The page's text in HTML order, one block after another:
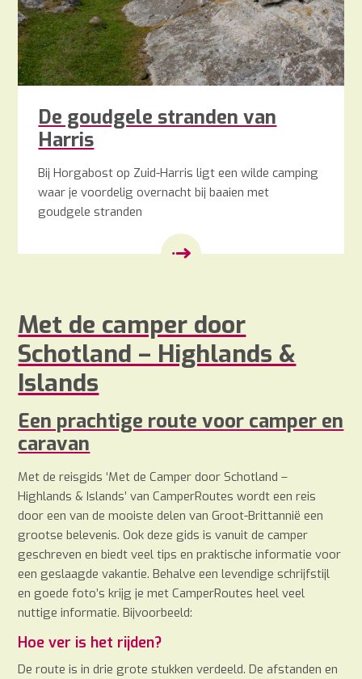
De goudgele stranden van
Harris
Bij Horgabost op Zuid-Harris ligt een wilde camping
waar je voordelig overnacht bij baaien met
goudgele stranden
Met de camper door
Schotland – Highlands &
Islands
Een prachtige route voor camper en
caravan
Met de reisgids ‘Met de Camper door Schotland –
Highlands & Islands’ van CamperRoutes wordt een reis
door een van de mooiste delen van Groot-Brittannië een
grootse belevenis. Ook deze gids is vanuit de camper
geschreven en biedt veel tips en praktische informatie voor
een geslaagde vakantie. Behalve een levendige schrijfstijl
en goede foto’s krijg je met CamperRoutes heel veel
nuttige informatie. Bijvoorbeeld:
Hoe ver is het rijden?
De route is in drie grote stukken verdeeld. De afstanden en